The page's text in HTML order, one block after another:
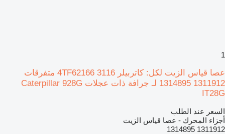
1
عصا قياس الزيت لكل: كاتربيلر 3116 4TF62166 متفرقات
1311912 1314895 لـ جرافة ذات عجلات Caterpillar 928G
IT28G
السعر عند الطلب
أجزاء المحرك - عصا قياس الزيت
1311912 1314895